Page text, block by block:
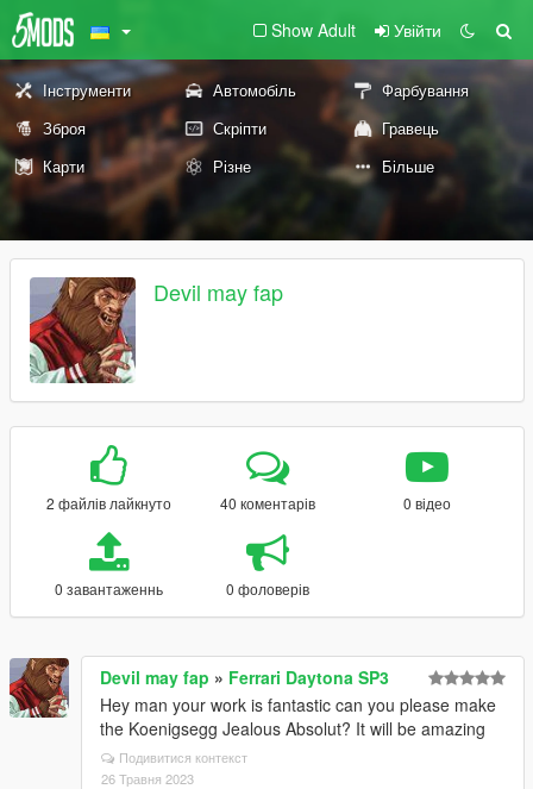
Show Adult Увійти
Інструменти Автомобіль
Фарбування
Зброя
Скріпти
Гравець
Карти
Різне Більше
Devil may fap
2 файлів лайкнуто 40 коментарів 0 відео
0 завантаженнь 0 фоловерів
Devil may fap » Ferrari Daytona SP3
Hey man your work is fantastic can you please make
the Koenigsegg Jealous Absolut? It will be amazing
Подивитися контекст
26 Травня 2023